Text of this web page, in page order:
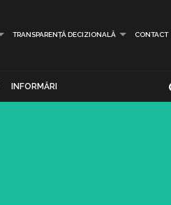
TRANSPARENȚĂ DECIZIONALĂ CONTACT
INFORMĂRI